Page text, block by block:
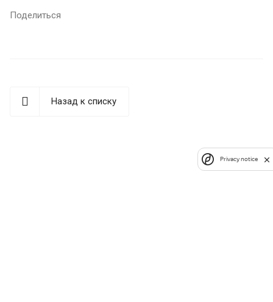
Поделиться
Назад к списку
Privacy notice